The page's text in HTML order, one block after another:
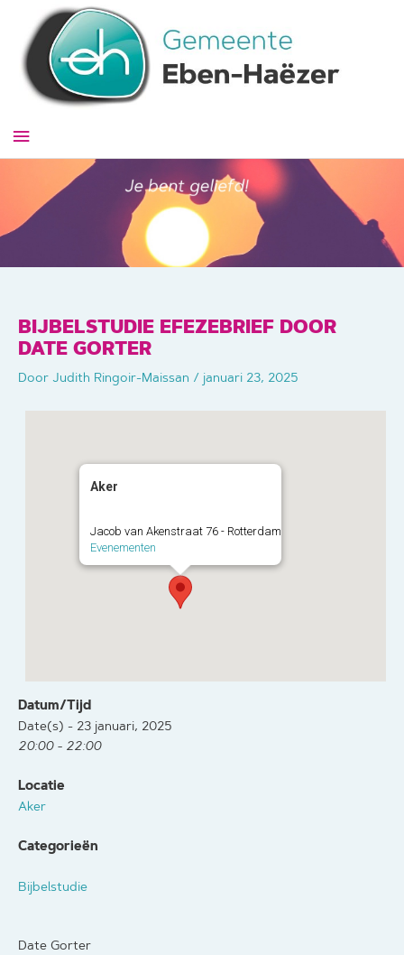
inhoud
Hoofdmenu
BIJBELSTUDIE EFEZEBRIEF DOOR
DATE GORTER
Door Judith Ringoir-Maissan / januari 23, 2025
Aker
Jacob van Akenstraat 76 - Rotterdam
Evenementen
Datum/Tijd
Date(s) - 23 januari, 2025
20:00 - 22:00
Locatie
Aker
Categorieën
Bijbelstudie
Date Gorter